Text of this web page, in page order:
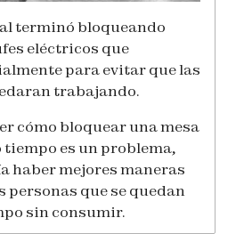
terminó bloqueando
eléctricos que
para evitar que las
trabajando.
cómo bloquear una mesa
es un problema,
haber mejores maneras
personas que se quedan
sin consumir.